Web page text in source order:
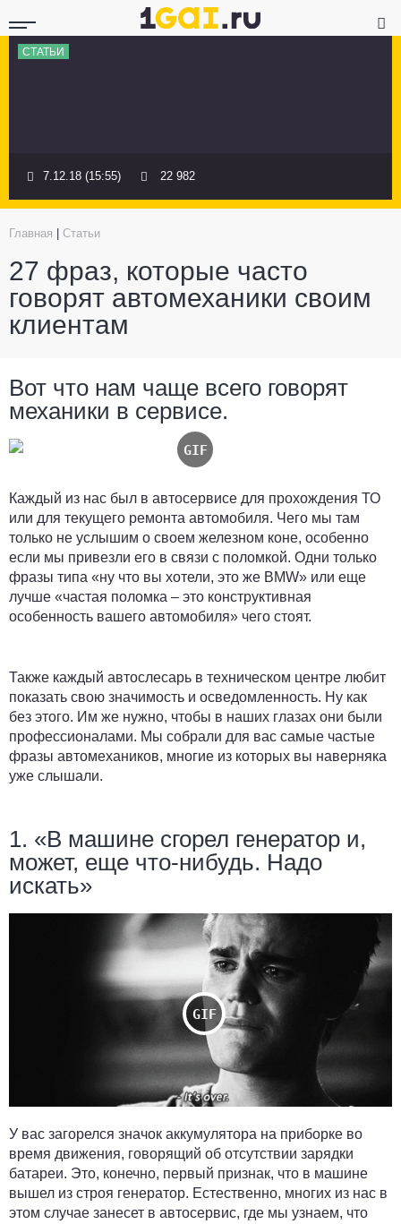
СТАТЬИ
7.12.18 (15:55) 22 982
Главная Статьи
27 фраз, которые часто
говорят автомеханики своим
клиентам
Вот что нам чаще всего говорят
механики в сервисе.
Каждый из нас был в автосервисе для прохождения ТО
или для текущего ремонта автомобиля. Чего мы там
только не услышим о своем железном коне, особенно
если мы привезли его в связи с поломкой. Одни только
фразы типа «ну что вы хотели, это же BMW» или еще
лучше «частая поломка – это конструктивная
особенность вашего автомобиля» чего стоят.
Также каждый автослесарь в техническом центре любит
показать свою значимость и осведомленность. Ну как
без этого. Им же нужно, чтобы в наших глазах они были
профессионалами. Мы собрали для вас самые частые
фразы автомехаников, многие из которых вы наверняка
уже слышали.
1. «В машине сгорел генератор и,
может, еще что-нибудь. Надо
искать»
У вас загорелся значок аккумулятора на приборке во
время движения, говорящий об отсутствии зарядки
батареи. Это, конечно, первый признак, что в машине
вышел из строя генератор. Естественно, многих из нас в
этом случае занесет в автосервис, где мы узнаем, что